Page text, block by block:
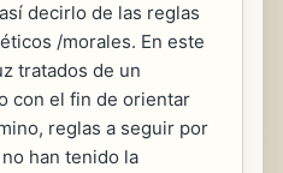
decirlo de las reglas
/morales. En este
tratados de un
con el fin de orientar
reglas a seguir por
han tenido la